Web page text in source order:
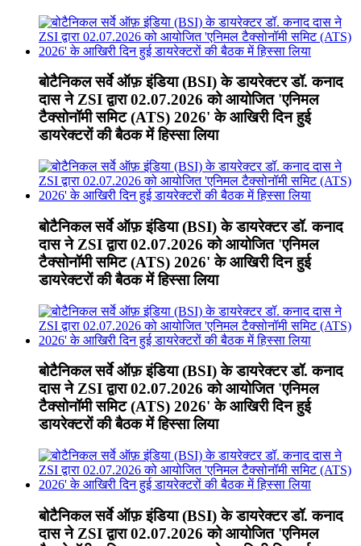
बोटैनिकल सर्वे ऑफ़ इंडिया (BSI) के डायरेक्टर डॉ. कनाद
दास ने ZSI द्वारा 02.07.2026 को आयोजित 'एनिमल
टैक्सोनॉमी समिट (ATS) 2026' के आखिरी दिन हुई
डायरेक्टरों की बैठक में हिस्सा लिया
बोटैनिकल सर्वे ऑफ़ इंडिया (BSI) के डायरेक्टर डॉ. कनाद
दास ने ZSI द्वारा 02.07.2026 को आयोजित 'एनिमल
टैक्सोनॉमी समिट (ATS) 2026' के आखिरी दिन हुई
डायरेक्टरों की बैठक में हिस्सा लिया
बोटैनिकल सर्वे ऑफ़ इंडिया (BSI) के डायरेक्टर डॉ. कनाद
दास ने ZSI द्वारा 02.07.2026 को आयोजित 'एनिमल
टैक्सोनॉमी समिट (ATS) 2026' के आखिरी दिन हुई
डायरेक्टरों की बैठक में हिस्सा लिया
बोटैनिकल सर्वे ऑफ़ इंडिया (BSI) के डायरेक्टर डॉ. कनाद
दास ने ZSI द्वारा 02.07.2026 को आयोजित 'एनिमल